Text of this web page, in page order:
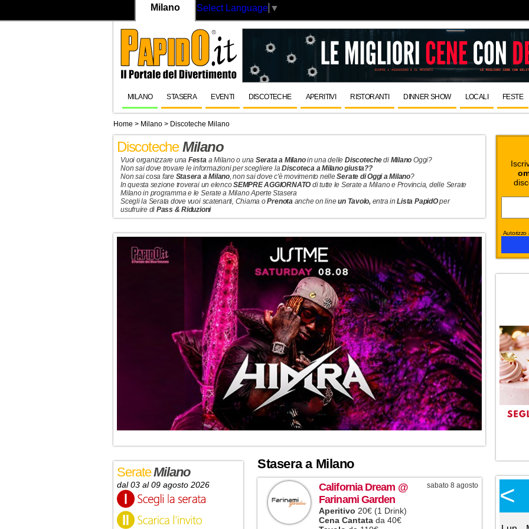
Milano Select Language ▼
MILANO STASERA EVENTI DISCOTECHE APERITIVI RISTORANTI DINNER SHOW LOCALI FESTE
Home > Milano > Discoteche Milano
DiscotecheMilano
Vuoi organizzare una Festaa Milano o una Serata a Milanoin una delleDiscotechedi Milano Oggi?
Non sai dove trovare le informazioni per scegliere laDiscoteca a Milano giusta??
Non sai cosa fare Stasera a Milano, non sai dovec'è movimento nelleSerate di Oggi a Milano?
In questa sezione troverai un elencoSEMPRE AGGIORNATO di tutte le Serate a Milano e Provincia, delle Serate
Milano in programma e le Serate a Milano Aperte Stasera
Scegli la Serata dove vuoi scatenarti, Chiama oPrenota anche on lineun Tavolo,entra inLista PapidOper
usufruire di Pass & Riduzioni
SerateMilano
dal 03 al 09 agosto 2026
Stasera a Milano
sabato 8 agosto
California Dream @
Farinami Garden
Aperitivo 20€ (1 Drink)
Cena Cantata da 40€
Autorizzo
<
Calendario Eventi
Ottobre 2026
<